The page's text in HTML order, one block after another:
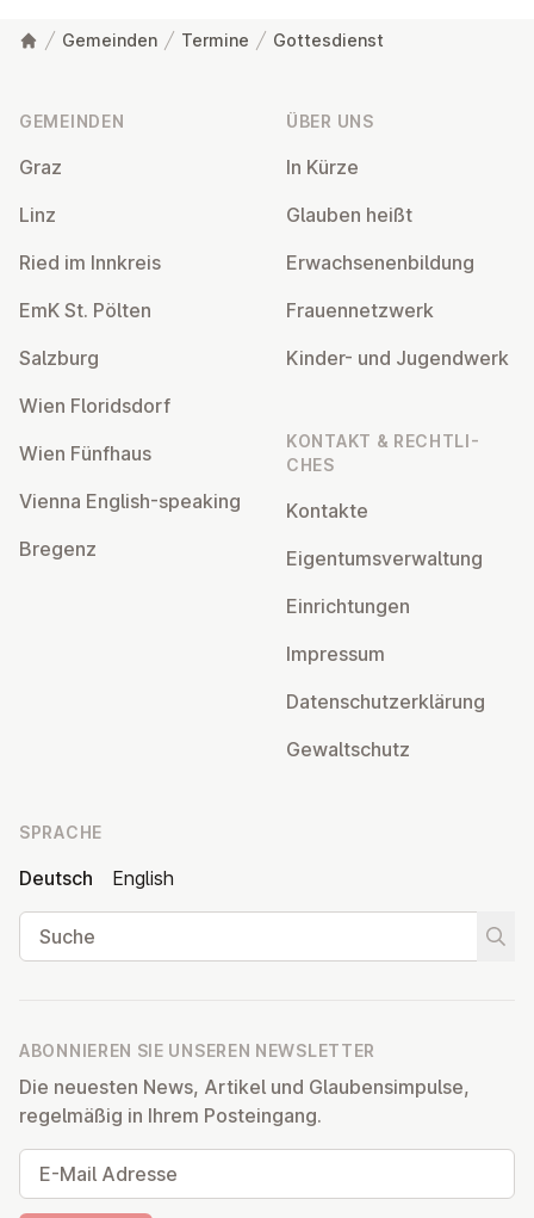
Gemeinden Termine Gottesdienst
GEMEINDEN
Graz
Linz
Ried im Innkreis
EmK St. Pölten
Salzburg
Wien Flo­rids­dorf
Wien Fünfhaus
Vienna English-speaking
Bregenz
ÜBER UNS
In Kürze
Glauben heißt
Er­wach­se­nen­bil­dung
Frau­en­netz­werk
Kinder- und Ju­gend­werk
KONTAKT & RECHT­LI­
CHES
Kontakte
Ei­gen­tums­ver­wal­tung
Ein­rich­tun­gen
Impressum
Da­ten­schutz­er­klä­rung
Ge­walt­schutz
SPRACHE
Deutsch
English
Suche
ABONNIEREN SIE UNSEREN NEWSLETTER
Die neuesten News, Artikel und Glaubensimpulse,
regelmäßig in Ihrem Posteingang.
E-Mail Adresse